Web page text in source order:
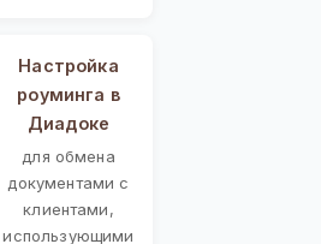
Настройка
роуминга в
Диадоке
для обмена
документами с
клиентами,
использующими